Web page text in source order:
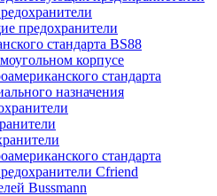
предохранители
стандарта BS88
корпусе
стандарта
назначения
стандарта
Cfriend
Bussmann